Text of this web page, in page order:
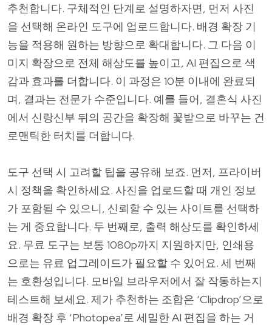
추천합니다. 구체적인 단계로 설명하자면, 먼저 사진
을 선택해 온라인 도구에 업로드합니다. 배경 확장 기
능을 적용해 원하는 방향으로 확대합니다. 그 다음 이
미지 확장으로 전체 해상도를 높이고, AI 편집으로 색
감과 효과를 더합니다. 이 과정은 10분 이내에 완료되
며, 결과는 전문가 수준입니다. 예를 들어, 결혼식 사진
에서 신랑신부 뒤의 공간을 확장해 꽃밭으로 바꾸는 건
로맨틱한 터치를 더합니다.
도구 선택 시 고려할 팁을 공유해 보죠. 먼저, 프라이버
시 정책을 확인하세요. 사진을 업로드할 때 개인 정보
가 포함될 수 있으니, 신뢰할 수 있는 사이트를 선택하
는 게 중요합니다. 두 번째로, 출력 해상도를 확인하세
요. 무료 도구는 보통 1080p까지 지원하지만, 인쇄용
으로는 유료 업그레이드가 필요할 수 있어요. 세 번째
는 호환성입니다. 모바일 브라우저에서 잘 작동하는지
테스트해 보세요. 제가 추천하는 조합은 ‘Clipdrop’으로
배경 확장 후 ‘Photopea’로 세밀한 AI 편집을 하는 거